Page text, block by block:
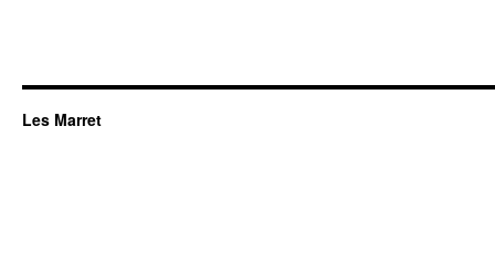
Les Marret